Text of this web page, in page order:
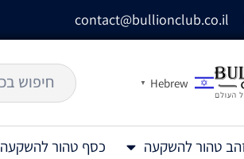
contact@bullionclub.co.il
Hebrew
▼
טהור להשקעה כסף טהור להשקעה